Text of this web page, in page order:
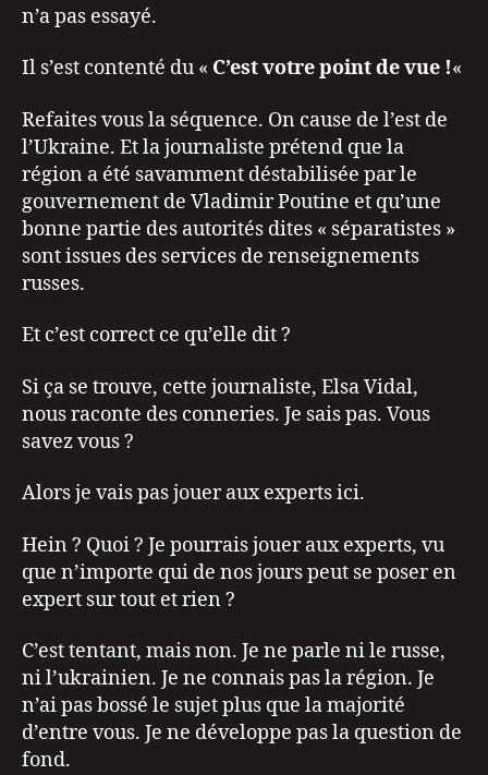
n’a pas essayé.
Il s’est contenté du « C’est votre point de vue !«
Refaites vous la séquence. On cause de l’est de
l’Ukraine. Et la journaliste prétend que la
région a été savamment déstabilisée par le
gouvernement de Vladimir Poutine et qu’une
bonne partie des autorités dites « séparatistes »
sont issues des services de renseignements
russes.
Et c’est correct ce qu’elle dit ?
Si ça se trouve, cette journaliste, Elsa Vidal,
nous raconte des conneries. Je sais pas. Vous
savez vous ?
Alors je vais pas jouer aux experts ici.
Hein ? Quoi ? Je pourrais jouer aux experts, vu
que n’importe qui de nos jours peut se poser en
expert sur tout et rien ?
C’est tentant, mais non. Je ne parle ni le russe,
ni l’ukrainien. Je ne connais pas la région. Je
n’ai pas bossé le sujet plus que la majorité
d’entre vous. Je ne développe pas la question de
fond.